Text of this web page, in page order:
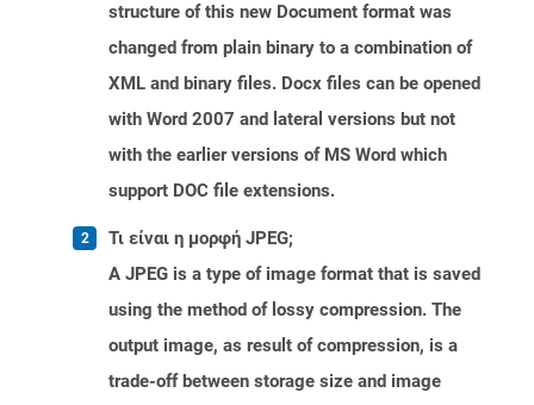
structure of this new Document format was
changed from plain binary to a combination of
XML and binary files. Docx files can be opened
with Word 2007 and lateral versions but not
with the earlier versions of MS Word which
support DOC file extensions.
Τι είναι η μορφή JPEG;
A JPEG is a type of image format that is saved
using the method of lossy compression. The
output image, as result of compression, is a
trade-off between storage size and image